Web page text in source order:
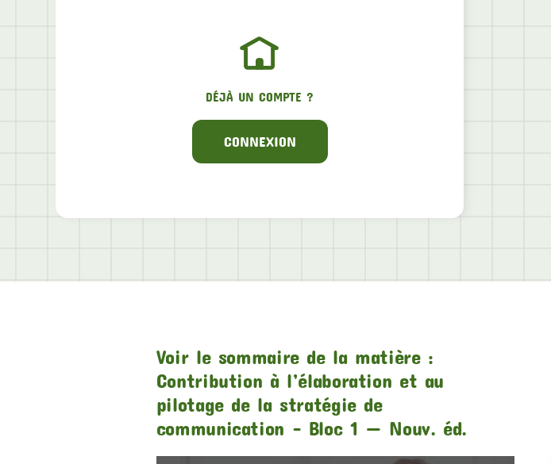
DÉJÀ UN COMPTE ?
CONNEXION
Voir le sommaire de la matière :
Contribution à l’élaboration et au
pilotage de la stratégie de
communication – Bloc 1 — Nouv. éd.